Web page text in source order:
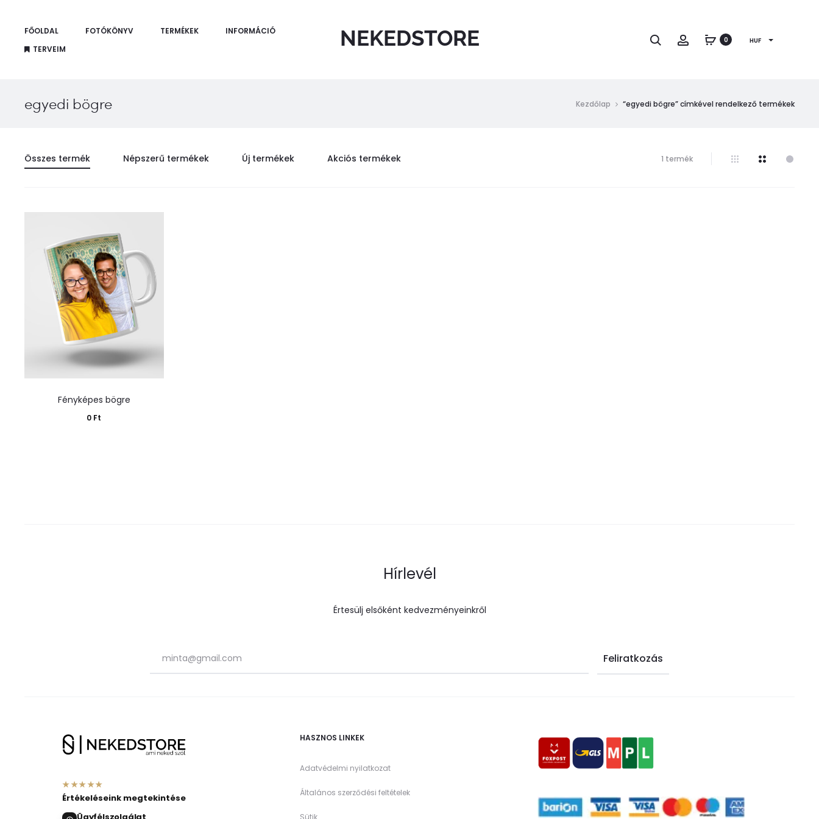
FŐOLDAL FOTÓKÖNYV TERMÉKEK
INFORMÁCIÓ
TERVEIM
NEKEDSTORE Keresés 0 HUF
egyedi bögre Kezdőlap “egyedi bögre” címkével rendelkező termékek
Összes termék Népszerű termékek Új termékek Akciós termékek 1 termékÖsszesen
Fényképes bögre
0 Ft
Hírlevél
Értesülj elsőként kedvezményeinkről
★★★★★
Értékeléseink megtekintése
HASZNOS LINKEK
Adatvédelmi nyilatkozat
Általános szerződési feltételek